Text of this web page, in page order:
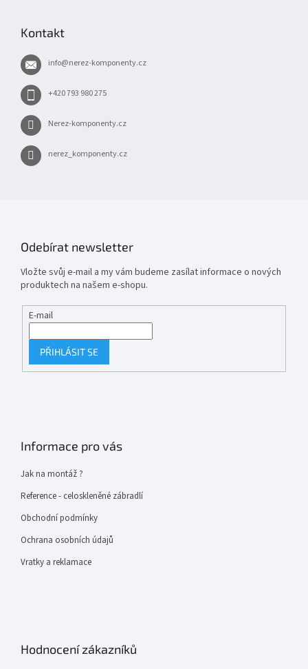
Kontakt
info@nerez-komponenty.cz
+420 793 980 275
Nerez-komponenty.cz
nerez_komponenty.cz
Odebírat newsletter
Vložte svůj e-mail a my vám budeme zasílat informace o nových
produktech na našem e-shopu.
E-mail
PŘIHLÁSIT SE
Informace pro vás
Jak na montáž ?
Reference - celoskleněné zábradlí
Obchodní podmínky
Ochrana osobních údajů
Vratky a reklamace
Hodnocení zákazníků